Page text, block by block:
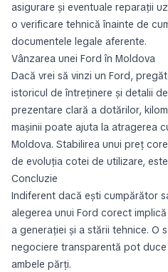
asigurare și eventuale reparații
o verificare tehnică înainte de
documentele legale aferente.
Vânzarea unei Ford în Moldova
Dacă vrei să vinzi un Ford,
istoricul de întreținere și detalii
prezentare clară a dotărilor,
mașinii poate ajuta la atragerea
Moldova. Stabilirea unui preț
de evoluția cotei de utilizare,
Concluzie
Indiferent dacă ești cumpărător
alegerea unui Ford corect
a generației și a stării tehnice. O
negociere transparentă pot
ambele părți.